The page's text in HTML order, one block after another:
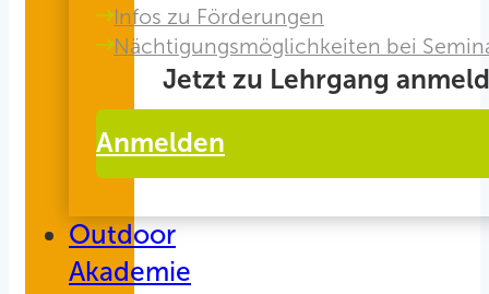
Infos zu Förderungen
Nächtigungsmöglichkeiten bei
Jetzt zu Lehrgang
Anmelden
Outdoor
Akademie